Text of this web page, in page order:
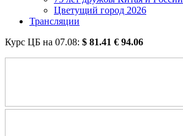
Цветущий город 2026
Трансляции
Курс ЦБ на 07.08: $ 81.41 € 94.06